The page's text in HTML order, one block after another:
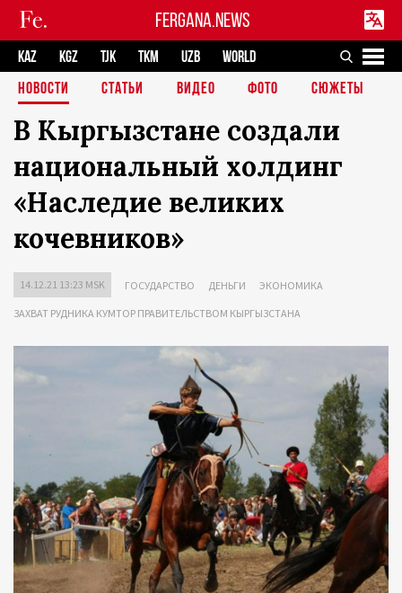
FERGANA.NEWS
KAZ KGZ TJK TKM UZB
WORLD
НОВОСТИ
СТАТЬИ ВИДЕО ФОТО СЮЖЕТЫ
В Кыргызстане создали
национальный холдинг
«Наследие великих
кочевников»
14.12.21 13:23 MSK ГОСУДАРСТВО ДЕНЬГИ ЭКОНОМИКА
ЗАХВАТ РУДНИКА КУМТОР ПРАВИТЕЛЬСТВОМ КЫРГЫЗСТАНА